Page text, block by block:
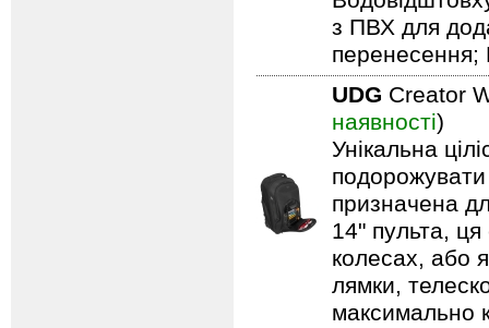
з ПВХ для
перенесення;
UDG Creator
наявності)
Унікальна
подорожувати
призначена
14" пульта,
колесах, або
лямки,
максимально